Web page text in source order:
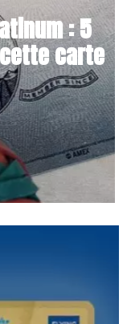
: 5
carte